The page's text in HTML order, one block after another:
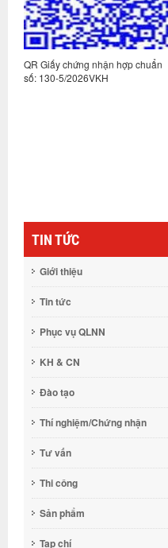
QR Giấy chứng nhận hợp chuẩn
số: 130-5/2026VKH
TIN TỨC
Giới thiệu
Tin tức
Phục vụ QLNN
KH & CN
Đào tạo
Thí nghiệm/Chứng nhận
Tư vấn
Thi công
Sản phẩm
Tạp chí